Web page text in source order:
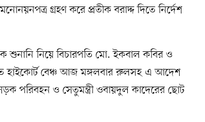
গ্রহণ করে প্রতীক বরাদ্দ দিতে নির্দেশ
শুনানি নিয়ে বিচারপতি মো. ইকবাল কবির ও
হাইকোর্ট বেঞ্চ আজ মঙ্গলবার রুলসহ এ আদেশ
পরিবহন ও সেতুমন্ত্রী ওবায়দুল কাদেরের ছোট